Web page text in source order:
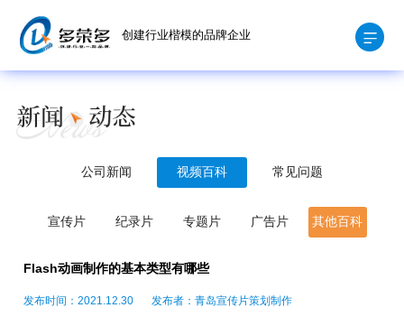
创建行业楷模的品牌企业
公司新闻 视频百科 常见问题
宣传片 纪录片 专题片 广告片 其他百科
Flash动画制作的基本类型有哪些
发布时间：2021.12.30 发布者：青岛宣传片策划制作